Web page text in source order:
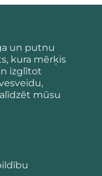
un putnu
kura mērķis
izglītot
mūsu